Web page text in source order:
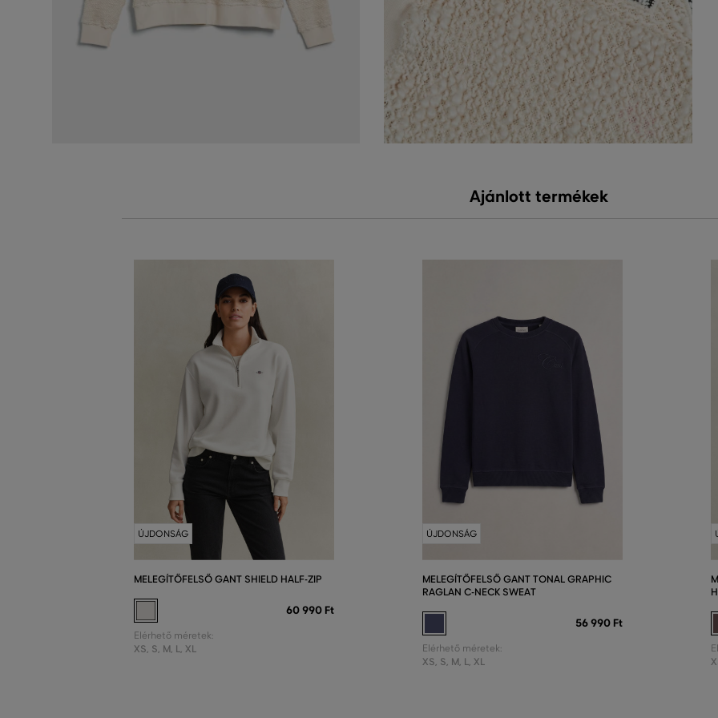
Ajánlott termékek
ÚJDONSÁG
MELEGÍTŐFELSŐ GANT SHIELD HALF-ZIP
60 990 Ft
Elérhető méretek:
XS S M L XL
ÚJDONSÁG
MELEGÍTŐFELSŐ GANT TONAL GRAPHIC
RAGLAN C-NECK SWEAT
56 990 Ft
Elérhető méretek:
XS S M L XL